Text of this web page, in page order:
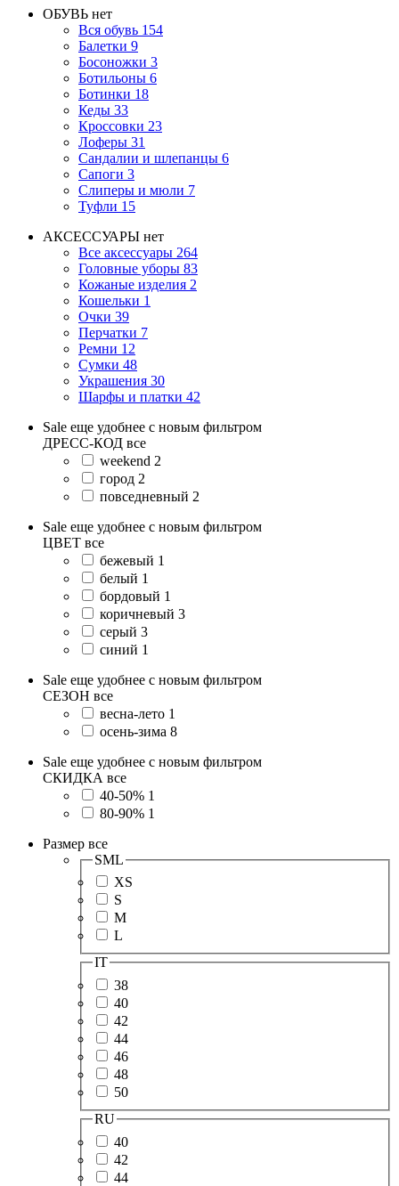
ОБУВЬ нет
Вся обувь 154
Балетки 9
Босоножки 3
Ботильоны 6
Ботинки 18
Кеды 33
Кроссовки 23
Лоферы 31
Сандалии и шлепанцы 6
Сапоги 3
Слиперы и мюли 7
Туфли 15
АКСЕССУАРЫ нет
Все аксессуары 264
Головные уборы 83
Кожаные изделия 2
Кошельки 1
Очки 39
Перчатки 7
Ремни 12
Сумки 48
Украшения 30
Шарфы и платки 42
Sale еще удобнее с новым фильтром
ДРЕСС-КОД все
weekend 2
город 2
повседневный 2
Sale еще удобнее с новым фильтром
ЦВЕТ все
бежевый 1
белый 1
бордовый 1
коричневый 3
серый 3
синий 1
Sale еще удобнее с новым фильтром
СЕЗОН все
весна-лето 1
осень-зима 8
Sale еще удобнее с новым фильтром
СКИДКА все
40-50% 1
80-90% 1
Размер все
SML
XS
S
M
L
IT
38
40
42
44
46
48
50
RU
40
42
44